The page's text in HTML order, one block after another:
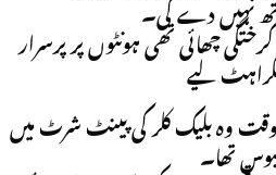
نہیں دے گی۔
چھائی تھی ہونٹوں پر پرسرار
لیے
وہ بلیک کلر کی پینٹ شرٹ میں
تھا۔